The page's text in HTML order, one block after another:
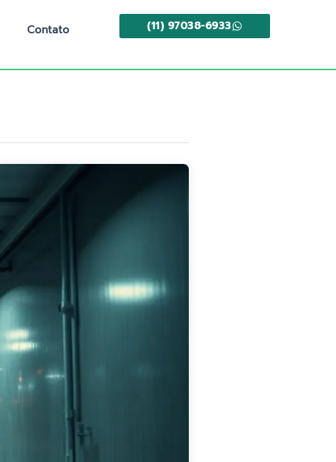
Contato (11) 97038-6933